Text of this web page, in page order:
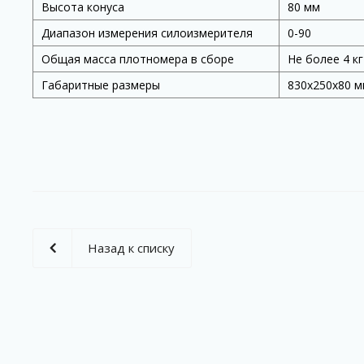
Высота конуса
80 мм
Диапазон измерения силоизмерителя
0-90
Общая масса плотномера в сборе
Не более 4 кг
Габаритные размеры
830х250х80
Назад к списку